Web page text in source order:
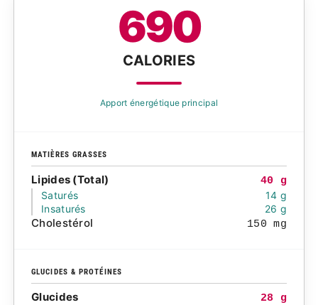
690
CALORIES
Apport énergétique principal
MATIÈRES GRASSES
Lipides (Total)
40 g
Saturés
14 g
Insaturés
26 g
Cholestérol 150 mg
GLUCIDES & PROTÉINES
Glucides
28 g